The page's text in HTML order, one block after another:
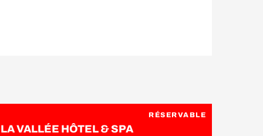
LA VALLÉE HÔTEL & SPA
RÉSERVABLE